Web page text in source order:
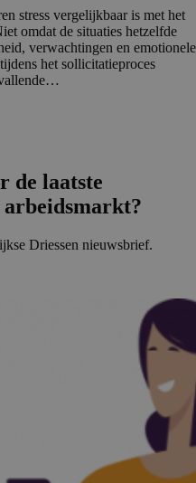
stress vergelijkbaar is met het
omdat de situaties hetzelfde
verwachtingen en emotionele
het sollicitatieproces
de laatste
Driessen nieuwsbrief.